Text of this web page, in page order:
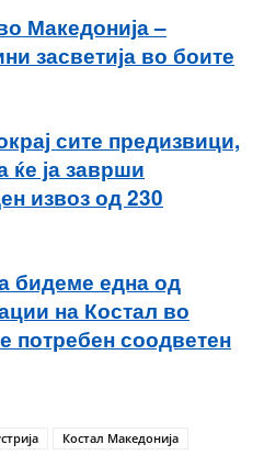
Македонија –
засветија во боите
сите предизвици,
ја заврши
извоз од 230
бидеме една од
на Костал во
потребен соодветен
Костал Македонија